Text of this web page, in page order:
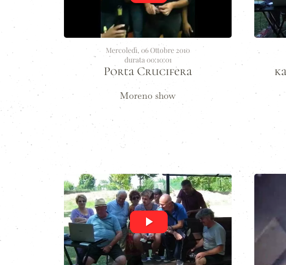
Mercoledì, 06 Ottobre 2010
durata 00:10:01
Porta Crucifera
Moreno show